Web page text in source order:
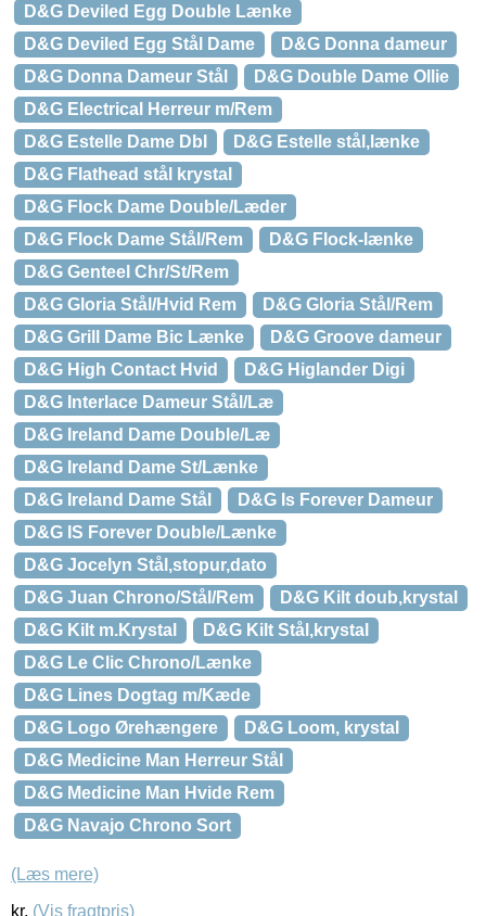
D&G Deviled Egg Double Lænke
D&G Deviled Egg Stål Dame
D&G Donna dameur
D&G Donna Dameur Stål
D&G Double Dame Ollie
D&G Electrical Herreur m/Rem
D&G Estelle Dame Dbl
D&G Estelle stål,lænke
D&G Flathead stål krystal
D&G Flock Dame Double/Læder
D&G Flock Dame Stål/Rem
D&G Flock-lænke
D&G Genteel Chr/St/Rem
D&G Gloria Stål/Hvid Rem
D&G Gloria Stål/Rem
D&G Grill Dame Bic Lænke
D&G Groove dameur
D&G High Contact Hvid
D&G Higlander Digi
D&G Interlace Dameur Stål/Læ
D&G Ireland Dame Double/Læ
D&G Ireland Dame St/Lænke
D&G Ireland Dame Stål
D&G Is Forever Dameur
D&G IS Forever Double/Lænke
D&G Jocelyn Stål,stopur,dato
D&G Juan Chrono/Stål/Rem
D&G Kilt doub,krystal
D&G Kilt m.Krystal
D&G Kilt Stål,krystal
D&G Le Clic Chrono/Lænke
D&G Lines Dogtag m/Kæde
D&G Logo Ørehængere
D&G Loom, krystal
D&G Medicine Man Herreur Stål
D&G Medicine Man Hvide Rem
D&G Navajo Chrono Sort
(Læs mere)
kr. (Vis fragtpris)